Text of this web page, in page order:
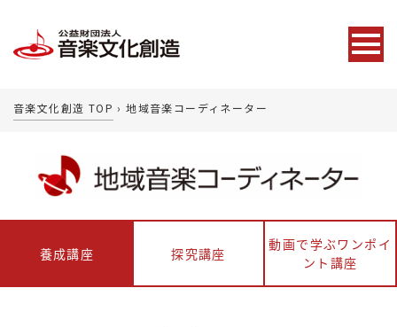
音楽文化創造 TOP ›地域音楽コーディネーター
養成講座 探究講座
動画で学ぶワンポイ
ント講座